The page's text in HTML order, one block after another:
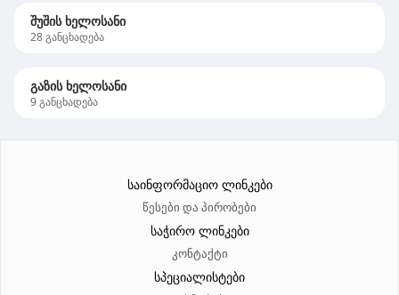
შუშის ხელოსანი
28განცხადება
გაზის ხელოსანი
9განცხადება
საინფორმაციო ლინკები
წესები და პირობები
საჭირო ლინკები
კონტაქტი
სპეციალისტები